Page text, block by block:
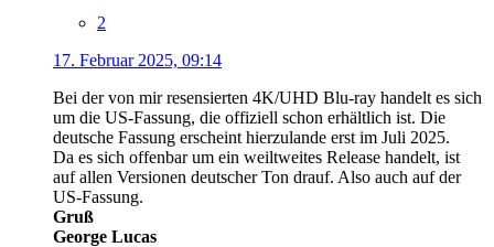
2
17. Februar 2025, 09:14
Bei der von mir resensierten 4K/UHD Blu-ray handelt es sich
um die US-Fassung, die offiziell schon erhältlich ist. Die
deutsche Fassung erscheint hierzulande erst im Juli 2025.
Da es sich offenbar um ein weiltweites Release handelt, ist
auf allen Versionen deutscher Ton drauf. Also auch auf der
US-Fassung.
Gruß
George Lucas